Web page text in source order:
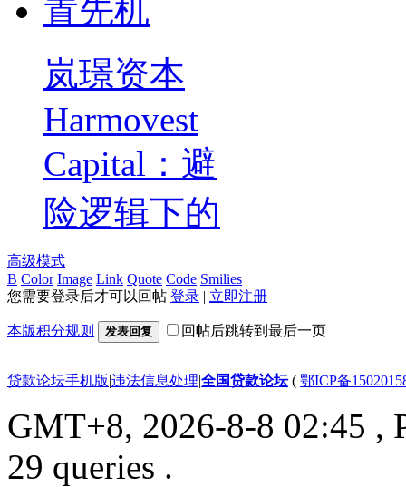
岚璟资本
Harmovest
Capital：避
险逻辑下的
高级模式
B Color Image Link Quote Code Smilies
您需要登录后才可以回帖 登录 | 立即注册
本版积分规则 发表回复 回帖后跳转到最后一页
贷款论坛手机版|违法信息处理|全国贷款论坛( 鄂ICP备
GMT+8, 2026-8-8 02:45 ,
29 queries .